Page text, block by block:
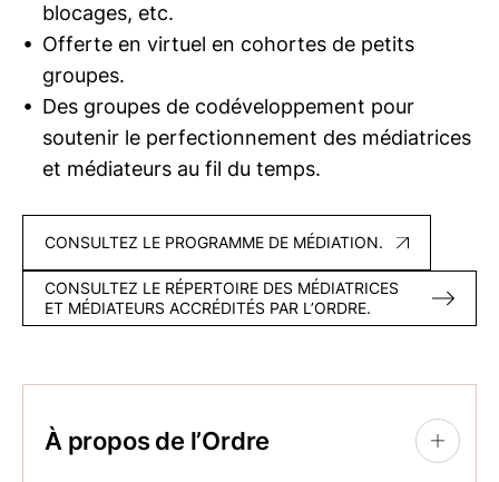
blocages, etc.
Offerte en virtuel en cohortes de petits
groupes.
Des groupes de codéveloppement pour
soutenir le perfectionnement des médiatrices
et médiateurs au fil du temps.
CONSULTEZ LE PROGRAMME DE MÉDIATION.
CONSULTEZ LE RÉPERTOIRE DES MÉDIATRICES
ET MÉDIATEURS ACCRÉDITÉS PAR L’ORDRE.
À propos de l’Ordre